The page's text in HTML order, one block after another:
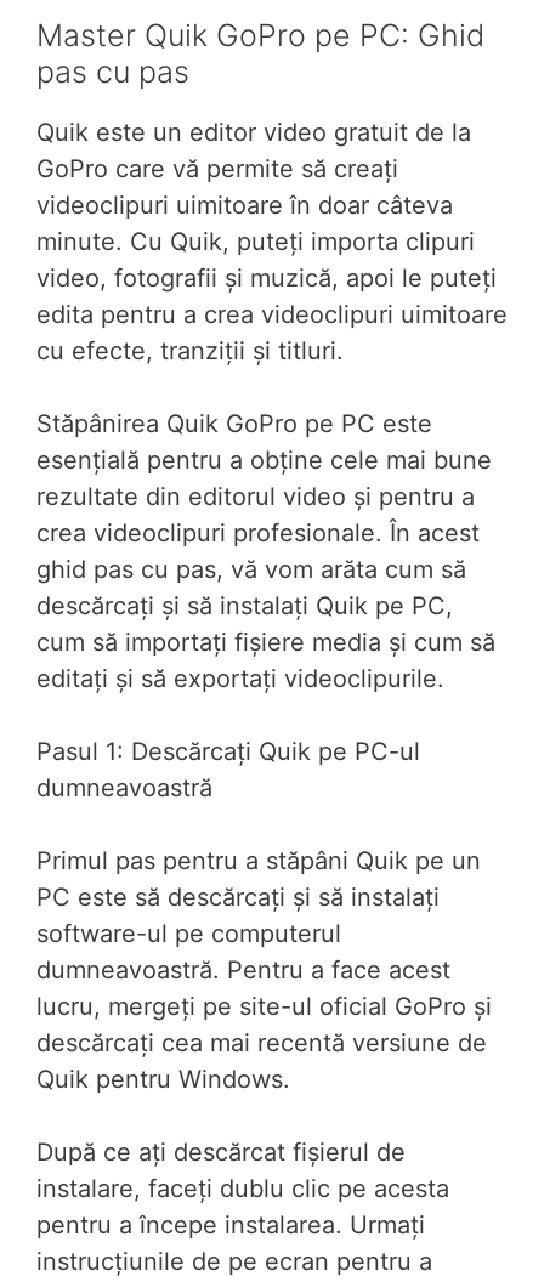
Master Quik GoPro pe PC: Ghid
pas cu pas
Quik este un editor video gratuit de la
GoPro care vă permite să creați
videoclipuri uimitoare în doar câteva
minute. Cu Quik, puteți importa clipuri
video, fotografii și muzică, apoi le puteți
edita pentru a crea videoclipuri uimitoare
cu efecte, tranziții și titluri.
Stăpânirea Quik GoPro pe PC este
esențială pentru a obține cele mai bune
rezultate din editorul video și pentru a
crea videoclipuri profesionale. În acest
ghid pas cu pas, vă vom arăta cum să
descărcați și să instalați Quik pe PC,
cum să importați fișiere media și cum să
editați și să exportați videoclipurile.
Pasul 1: Descărcați Quik pe PC-ul
dumneavoastră
Primul pas pentru a stăpâni Quik pe un
PC este să descărcați și să instalați
software-ul pe computerul
dumneavoastră. Pentru a face acest
lucru, mergeți pe site-ul oficial GoPro și
descărcați cea mai recentă versiune de
Quik pentru Windows.
După ce ați descărcat fișierul de
instalare, faceți dublu clic pe acesta
pentru a începe instalarea. Urmați
instrucțiunile de pe ecran pentru a